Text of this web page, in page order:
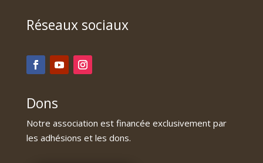
Réseaux sociaux
Dons
Notre association est financée exclusivement par
les adhésions et les dons.